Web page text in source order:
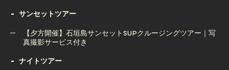
窟＆ウミガメツアー｜人気の2大スポット制覇
石垣島ボートチャーター完全貸切コース（半日or1日）
サンセットツアー
【夕方開催】石垣島サンセットSUPクルージングツアー｜写
真撮影サービス付き
【夕方開催】石垣島サンセットSUPクルージングツアー｜写
ナイトツアー